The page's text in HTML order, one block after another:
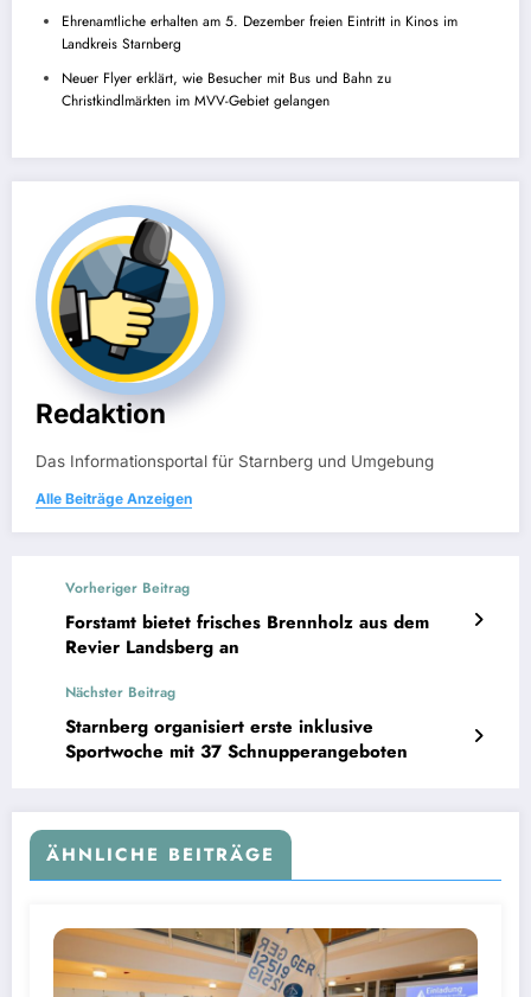
Ehrenamtliche erhalten am 5. Dezember freien Eintritt in Kinos im
Landkreis Starnberg
Neuer Flyer erklärt, wie Besucher mit Bus und Bahn zu
Christkindlmärkten im MVV-Gebiet gelangen
Redaktion
Das Informationsportal für Starnberg und Umgebung
Alle Beiträge Anzeigen
Vorheriger Beitrag
Forstamt bietet frisches Brennholz aus dem
Revier Landsberg an
Nächster Beitrag
Starnberg organisiert erste inklusive
Sportwoche mit 37 Schnupperangeboten
ÄHNLICHE BEITRÄGE